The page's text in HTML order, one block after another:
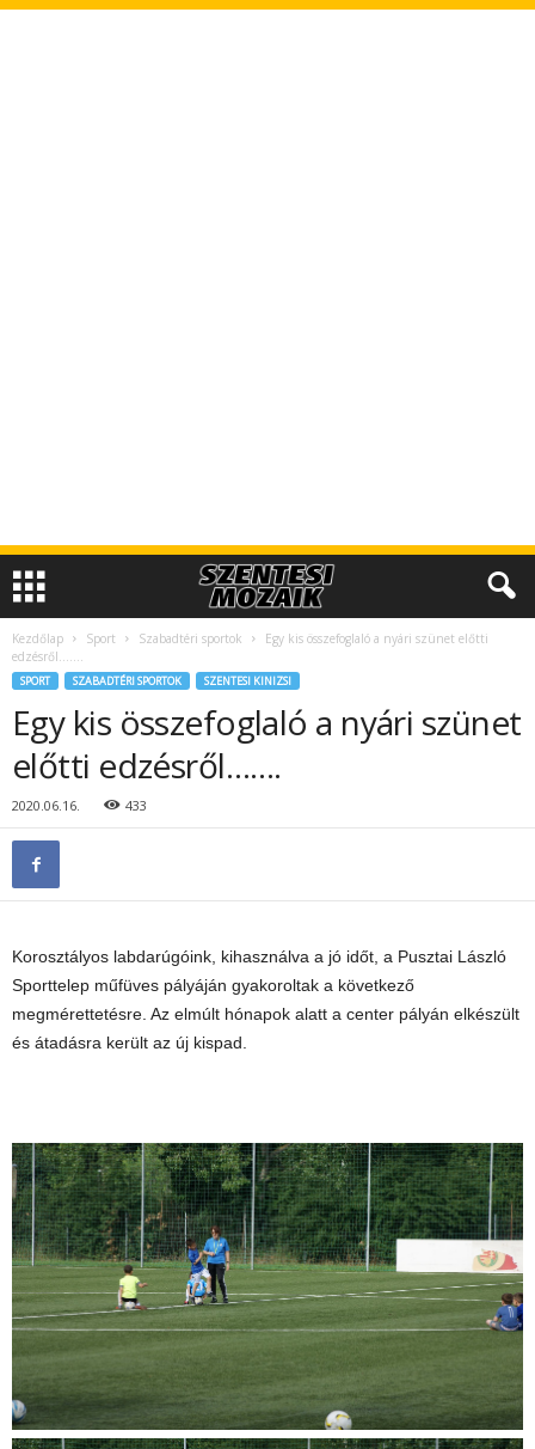
Kezdőlap Sport Szabadtéri sportok
Egy kis összefoglaló a nyári szünet előtti
edzésről…….
SPORT SZABADTÉRI SPORTOK SZENTESI KINIZSI
Egy kis összefoglaló a nyári szünet
előtti edzésről…….
2020.06.16. 433
Korosztályos labdarúgóink, kihasználva a jó időt, a Pusztai László
Sporttelep műfüves pályáján gyakoroltak a következő
megmérettetésre. Az elmúlt hónapok alatt a center pályán elkészült
és átadásra került az új kispad.